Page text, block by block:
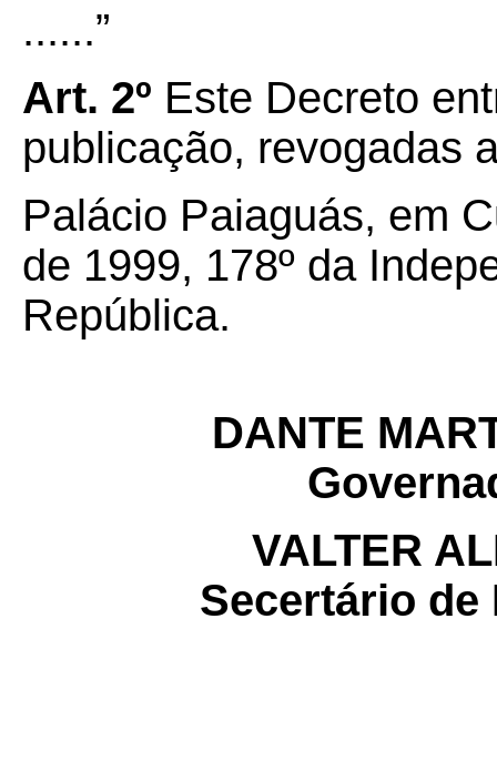
......”
Art. 2º Este Decreto
publicação, revogadas
Palácio Paiaguás, em
de 1999, 178º da
República.
DANTE
VALTER
Secertário de